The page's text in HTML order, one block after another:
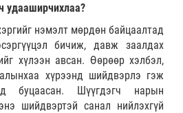
удааширчихлаа?
нэмэлт мөрдөн байцаалтад
бичиж, давж заалдах
хүлээн авсан. Өөрөөр хэлбэл,
хүрээнд шийдвэрлэ гэж
буцаасан. Шүүгдэгч нарын
шийдвэртэй санал нийлэхгүй